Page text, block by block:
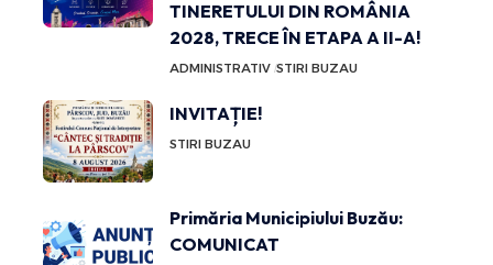
TINERETULUI DIN ROMÂNIA
2028, TRECE ÎN ETAPA A II-A!
ADMINISTRATIV STIRI BUZAU
INVITAȚIE!
STIRI BUZAU
Primăria Municipiului Buzău:
COMUNICAT